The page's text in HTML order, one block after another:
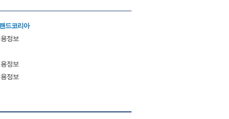
드코리아
정보
정보
정보